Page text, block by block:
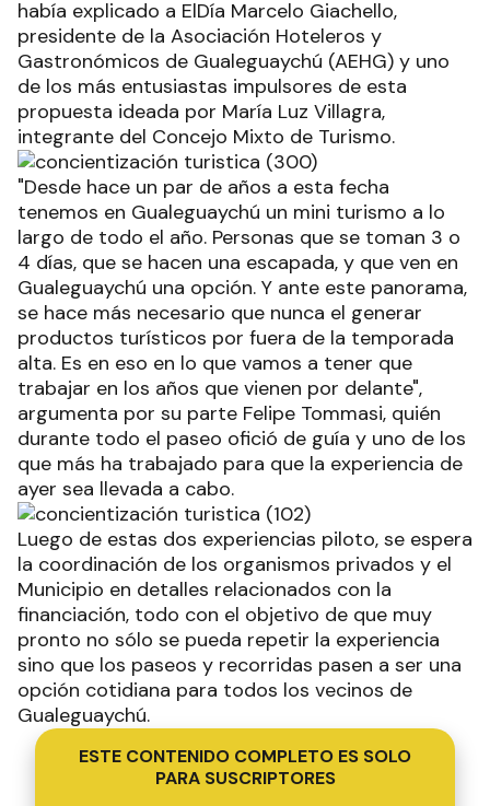
había explicado a ElDía Marcelo Giachello,
presidente de la Asociación Hoteleros y
Gastronómicos de Gualeguaychú (AEHG) y uno
de los más entusiastas impulsores de esta
propuesta ideada por María Luz Villagra,
integrante del Concejo Mixto de Turismo.
"Desde hace un par de años a esta fecha
tenemos en Gualeguaychú un mini turismo a lo
largo de todo el año. Personas que se toman 3 o
4 días, que se hacen una escapada, y que ven en
Gualeguaychú una opción. Y ante este panorama,
se hace más necesario que nunca el generar
productos turísticos por fuera de la temporada
alta. Es en eso en lo que vamos a tener que
trabajar en los años que vienen por delante",
argumenta por su parte Felipe Tommasi, quién
durante todo el paseo ofició de guía y uno de los
que más ha trabajado para que la experiencia de
ayer sea llevada a cabo.
Luego de estas dos experiencias piloto, se espera
la coordinación de los organismos privados y el
Municipio en detalles relacionados con la
financiación, todo con el objetivo de que muy
pronto no sólo se pueda repetir la experiencia
sino que los paseos y recorridas pasen a ser una
opción cotidiana para todos los vecinos de
Gualeguaychú.
ESTE CONTENIDO COMPLETO ES SOLO
PARA SUSCRIPTORES